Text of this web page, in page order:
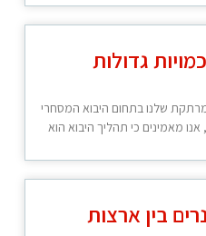
גדולות
שלנו בתחום היבוא המסחרי
אנו מאמינים כי תהליך היבוא הוא
בין ארצות